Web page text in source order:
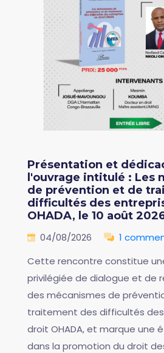
Présentation et
l'ouvrage intitulé : Les
de prévention et de
difficultés des
OHADA, le 10 août
04/08/2026 1
Cette rencontre constitue
privilégiée de dialogue et de
des mécanismes de
traitement des difficultés
droit OHADA, et marque une
dans la promotion du droit